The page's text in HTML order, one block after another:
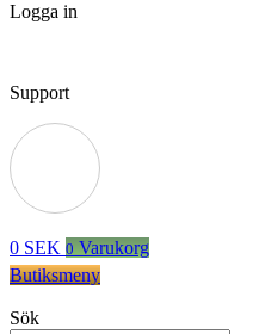
Logga in
Support
0 SEK 0 Varukorg
Butiksmeny
Sök